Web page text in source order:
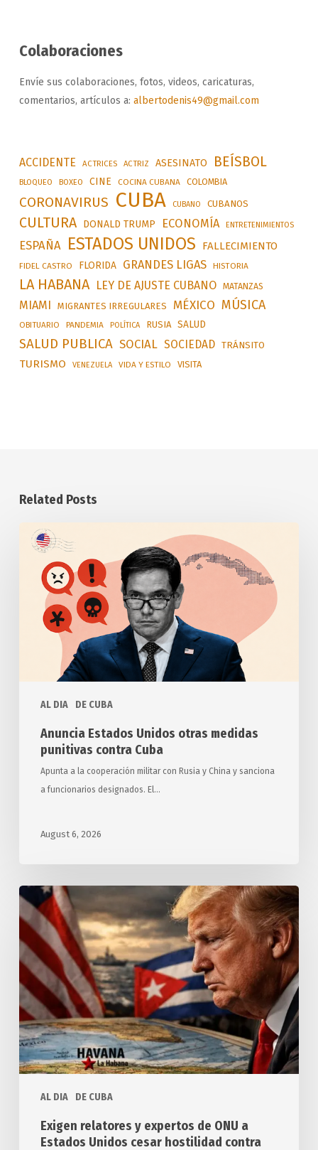
Colaboraciones
Envíe sus colaboraciones, fotos, videos, caricaturas,
comentarios, artículos a: albertodenis49@gmail.com
ACCIDENTE ACTRICES ACTRIZ ASESINATO BEÍSBOL
BLOQUEO BOXEO CINE COCINA CUBANA COLOMBIA
CORONAVIRUS CUBA CUBANO CUBANOS
CULTURA DONALD TRUMP ECONOMÍA ENTRETENIMIENTOS
ESPAÑA ESTADOS UNIDOS FALLECIMIENTO
FIDEL CASTRO FLORIDA GRANDES LIGAS HISTORIA
LA HABANA LEY DE AJUSTE CUBANO MATANZAS
MIAMI MIGRANTES IRREGULARES MÉXICO MÚSICA
OBITUARIO PANDEMIA POLÍTICA RUSIA SALUD
SALUD PUBLICA SOCIAL SOCIEDAD TRÁNSITO
TURISMO VENEZUELA VIDA Y ESTILO VISITA
Related Posts
AL DIA DE CUBA
Anuncia
Estados
Unidos
medidas
punitivas
Anuncia Estados Unidos otras medidas
punitivas contra Cuba
Apunta a la cooperación militar con Rusia y China y sanciona
a funcionarios designados. El…
August 6, 2026
AL DIA DE CUBA
Exigen
relatores
expertos
de
ONU
a
Estados
Unidos
cesar
contra
Exigen relatores y expertos de ONU a
Estados Unidos cesar hostilidad contra